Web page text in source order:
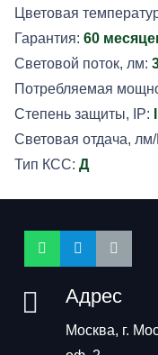
Цветовая
Гарантия: 60
Световой поток, лм:
Потребляемая
Степень защиты, IP:
Световая отдача, лм/
Тип КСС: Д
Адрес
Москва, г.